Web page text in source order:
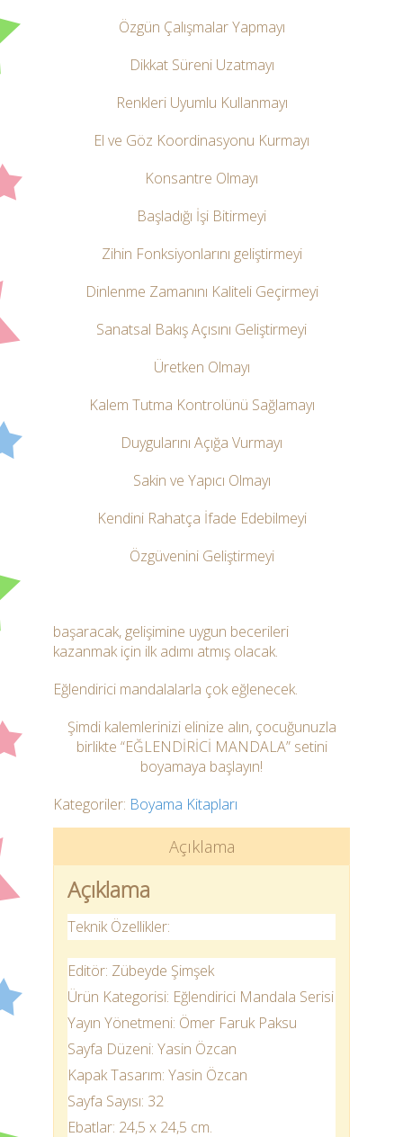
Özgün Çalışmalar Yapmayı
Dikkat Süreni Uzatmayı
Renkleri Uyumlu Kullanmayı
El ve Göz Koordinasyonu Kurmayı
Konsantre Olmayı
Başladığı İşi Bitirmeyi
Zihin Fonksiyonlarını geliştirmeyi
Dinlenme Zamanını Kaliteli Geçirmeyi
Sanatsal Bakış Açısını Geliştirmeyi
Üretken Olmayı
Kalem Tutma Kontrolünü Sağlamayı
Duygularını Açığa Vurmayı
Sakin ve Yapıcı Olmayı
Kendini Rahatça İfade Edebilmeyi
Özgüvenini Geliştirmeyi
başaracak, gelişimine uygun becerileri
kazanmak için ilk adımı atmış olacak.
Eğlendirici mandalalarla çok eğlenecek.
Şimdi kalemlerinizi elinize alın, çocuğunuzla
birlikte “EĞLENDİRİCİ MANDALA” setini
boyamaya başlayın!
Kategoriler: Boyama Kitapları
Açıklama
Açıklama
Teknik Özellikler:
Editör: Zübeyde Şimşek
Ürün Kategorisi: Eğlendirici Mandala Serisi
Yayın Yönetmeni: Ömer Faruk Paksu
Sayfa Düzeni: Yasin Özcan
Kapak Tasarım: Yasin Özcan
Sayfa Sayısı: 32
Ebatlar: 24,5 x 24,5 cm.